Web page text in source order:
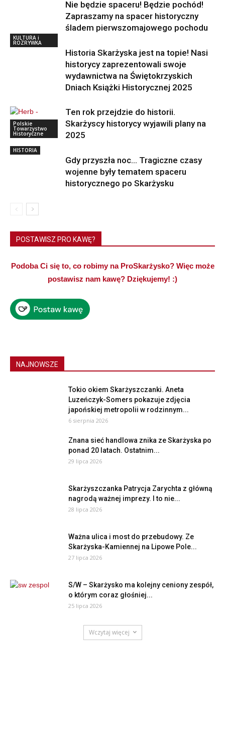
Nie będzie spaceru! Będzie pochód!
Zapraszamy na spacer historyczny
śladem pierwszomajowego pochodu
KULTURA i
ROZRYWKA
Historia Skarżyska jest na topie! Nasi
historycy zaprezentowali swoje
wydawnictwa na Świętokrzyskich
Dniach Książki Historycznej 2025
Polskie
Towarzystwo
Historyczne
Ten rok przejdzie do historii.
Skarżyscy historycy wyjawili plany na
2025
HISTORIA
Gdy przyszła noc… Tragiczne czasy
wojenne były tematem spaceru
historycznego po Skarżysku
POSTAWISZ PRO KAWĘ?
Podoba Ci się to, co robimy na ProSkarżysko? Więc może
postawisz nam kawę? Dziękujemy! :)
NAJNOWSZE
Tokio okiem Skarżyszczanki. Aneta
Luzeńczyk-Somers pokazuje zdjęcia
japońskiej metropolii w rodzinnym...
6 sierpnia 2026
Znana sieć handlowa znika ze Skarżyska po
ponad 20 latach. Ostatnim...
29 lipca 2026
Skarżyszczanka Patrycja Zarychta z główną
nagrodą ważnej imprezy. I to nie...
28 lipca 2026
Ważna ulica i most do przebudowy. Ze
Skarżyska-Kamiennej na Lipowe Pole...
27 lipca 2026
S/W – Skarżysko ma kolejny ceniony zespół,
o którym coraz głośniej...
25 lipca 2026
Wczytaj więcej